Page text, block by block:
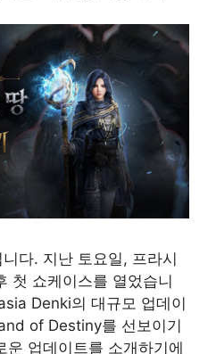
다. 지난 토요일, 프라시
첫 쇼케이스를 열었습니
Denki의 대규모 업데이
of Destiny를 선보이기
운 업데이트를 소개하기에